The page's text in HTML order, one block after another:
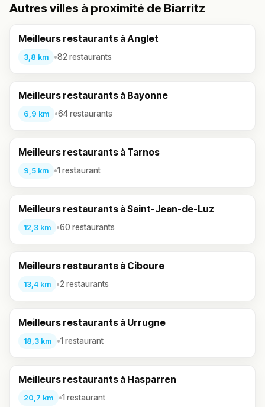
Autres villes à proximité de Biarritz
Meilleurs restaurants à Anglet
3,8 km •82 restaurants
Meilleurs restaurants à Bayonne
6,9 km •64 restaurants
Meilleurs restaurants à Tarnos
9,5 km •1 restaurant
Meilleurs restaurants à Saint-Jean-de-Luz
12,3 km •60 restaurants
Meilleurs restaurants à Ciboure
13,4 km •2 restaurants
Meilleurs restaurants à Urrugne
18,3 km •1 restaurant
Meilleurs restaurants à Hasparren
20,7 km •1 restaurant